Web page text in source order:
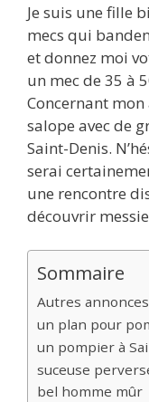
Je suis une fille
mecs qui
et donnez moi
un mec de 35 à
Concernant
salope avec de
Saint-Denis.
serai
une rencontre
découvrir
Sommaire
Autres
un plan pour
un pompier à
suceuse
bel homme mûr